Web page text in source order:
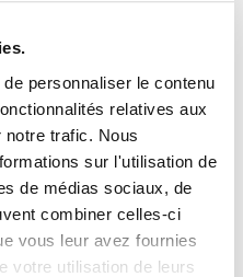
personnaliser le contenu
relatives aux
trafic. Nous
sur l'utilisation de
de médias sociaux, de
combiner celles-ci
vous leur avez fournies
votre utilisation de leurs
est
chauds ou froids. Son
unservice hygiéniqueet